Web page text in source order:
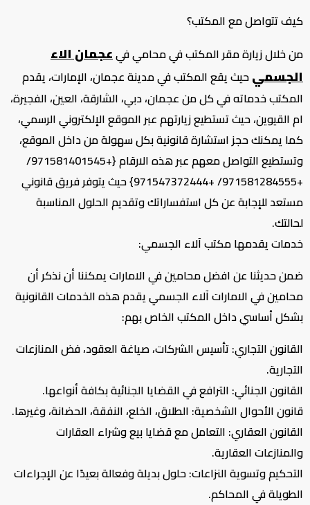
كيف تتواصل مع المكتب؟
من خلال زيارة مقر المكتب في محامي فيعجمان الاء
الجسميحيث يقع المكتب في مدينة عجمان، الإمارات، يقدم
المكتب خدماته في كل من عجمان، دبي، الشارقة، العين، الفجيرة،
ام القيوين، حيث تستطيع زيارتهم عبر الموقع الإلكتروني الرسمي،
كما يمكنك حجز استشارة قانونية بكل سهولة من داخل الموقع،
وتستطيع التواصل معهم عبر هذه الارقام {+971581401545/
+971581284555/ +971547372444} حيث يتوفر فريق قانوني
مستعد للإجابة عن كل استفساراتك وتقديم الحلول المناسبة
لحالتك.
خدمات يقدمها مكتب آلاء الجسمي:
ضمن حديثنا عن افضل محامين في الامارات يمكننا أن نذكر أن
محامين في الامارات آلاء الجسمي يقدم هذه الخدمات القانونية
بشكل أساسي داخل المكتب الخاص بهم:
القانون التجاري: تأسيس الشركات، صياغة العقود، فض المنازعات
التجارية.
القانون الجنائي: الترافع في القضايا الجنائية بكافة أنواعها.
قانون الأحوال الشخصية: الطلاق، الخلع، النفقة، الحضانة، وغيرها.
القانون العقاري: التعامل مع قضايا بيع وشراء العقارات
والمنازعات العقارية.
التحكيم وتسوية النزاعات: حلول بديلة وفعالة بعيدًا عن الإجراءات
الطويلة في المحاكم.